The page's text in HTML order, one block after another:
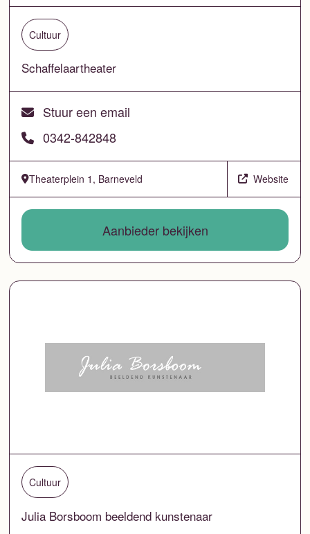
Cultuur
Schaffelaartheater
Stuur een email
0342-842848
Theaterplein 1, Barneveld Website
Aanbieder bekijken
Cultuur
Julia Borsboom beeldend kunstenaar